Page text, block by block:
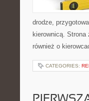
drodze,
kierownicą.
również o
CATEGORIES: